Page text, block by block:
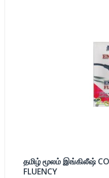
தமிழ் மூலம் இங்கிலீஷ்
FLUENCY